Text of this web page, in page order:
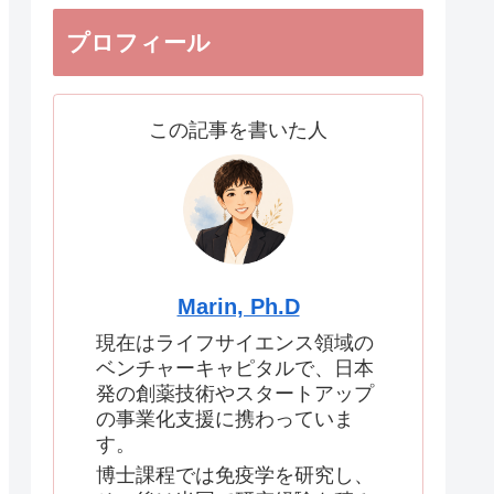
プロフィール
この記事を書いた人
Marin, Ph.D
現在はライフサイエンス領域の
ベンチャーキャピタルで、日本
発の創薬技術やスタートアップ
の事業化支援に携わっていま
す。
博士課程では免疫学を研究し、